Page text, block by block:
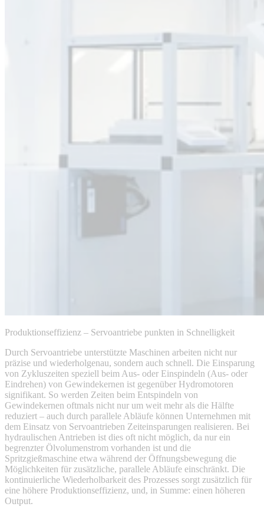
Produktions­effizienz – Servoantriebe punkten in Schnelligkeit
Durch Servoantriebe unterstützte Maschinen arbeiten nicht nur
präzise und wiederholgenau, sondern auch schnell. Die Einsparung
von Zykluszeiten speziell beim Aus- oder Einspindeln (Aus- oder
Eindrehen) von Gewindekernen ist gegenüber Hydromotoren
signifikant. So werden Zeiten beim Entspindeln von
Gewindekernen oftmals nicht nur um weit mehr als die Hälfte
reduziert – auch durch parallele Abläufe können Unternehmen mit
dem Einsatz von Servoantrieben Zeiteinsparungen realisieren. Bei
hydraulischen Antrieben ist dies oft nicht möglich, da nur ein
begrenzter Ölvolumenstrom vorhanden ist und die
Spritzgießmaschine etwa während der Öffnungsbewegung die
Möglichkeiten für zusätzliche, parallele Abläufe einschränkt. Die
kontinuierliche Wiederholbarkeit des Prozesses sorgt zusätzlich für
eine höhere Produktionseffizienz, und, in Summe: einen höheren
Output.